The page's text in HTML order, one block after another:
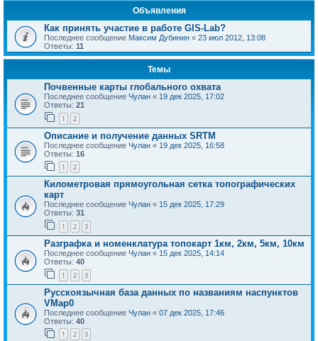
Объявления
Как принять участие в работе GIS-Lab?
Последнее сообщение Максим Дубинин « 23 июл 2012, 13:08
Ответы: 11
Темы
Почвенные карты глобального охвата
Последнее сообщение Чулан « 19 дек 2025, 17:02
Ответы: 21
1 2
Описание и получение данных SRTM
Последнее сообщение Чулан « 19 дек 2025, 16:58
Ответы: 16
1 2
Километровая прямоугольная сетка топографических
карт
Последнее сообщение Чулан « 15 дек 2025, 17:29
Ответы: 31
1 2 3
Разграфка и номенклатура топокарт 1км, 2км, 5км, 10км
Последнее сообщение Чулан « 15 дек 2025, 14:14
Ответы: 40
1 2 3
Русскоязычная база данных по названиям наспунктов
VMap0
Последнее сообщение Чулан « 07 дек 2025, 17:46
Ответы: 40
1 2 3